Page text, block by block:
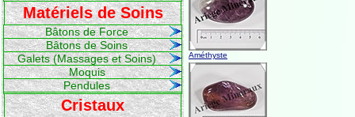
Matériels de Soins
Bâtons de Force
Bâtons de Soins
Galets (Massages et Soins)
Moquis
Pendules
Cristaux
Améthyste